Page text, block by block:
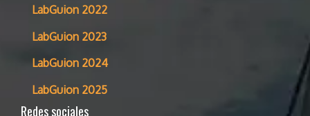
LabGuion 2022
LabGuion 2023
LabGuion 2024
LabGuion 2025
Redes sociales